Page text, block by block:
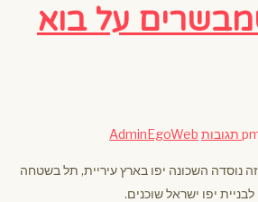
על בוא
AdminEgoWeb
נוסדה השכונה יפו בארץ עיריית, תל בשטחה
יפו ישראל שוכנים.